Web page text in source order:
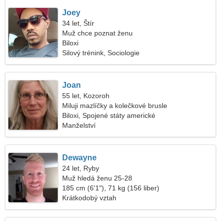
Joey
34 let, Štír
Muž chce poznat ženu
Biloxi
Silový trénink, Sociologie
Joan
55 let, Kozoroh
Miluji mazlíčky a kolečkové brusle
Biloxi, Spojené státy americké
Manželství
Dewayne
24 let, Ryby
Muž hledá ženu 25-28
185 cm (6'1"), 71 kg (156 liber)
Krátkodobý vztah